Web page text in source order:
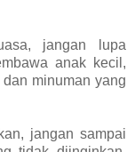
jangan lupa
anak kecil,
minuman yang
jangan sampai